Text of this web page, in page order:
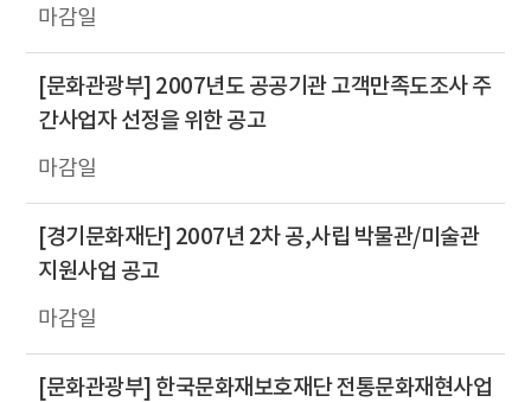
[문화관광부] 2007년도 공공기관 고객만족도조사 주
간사업자 선정을 위한 공고
[경기문화재단] 2007년 2차 공,사립 박물관/미술관
지원사업 공고
[문화관광부] 한국문화재보호재단 전통문화재현사업